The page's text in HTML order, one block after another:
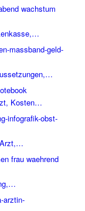
Kosten…
Arzt,…